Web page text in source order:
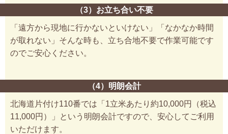
（3）お立ち合い不要
「遠方から現地に行かないといけない」「なかなか時間
が取れない」そんな時も、立ち合地不要で作業可能です
のでご安心ください。
（4）明朗会計
北海道片付け110番では「1立米あたり約10,000円（税込
11,000円）」という明朗会計ですので、安心してご利用
いただけます。